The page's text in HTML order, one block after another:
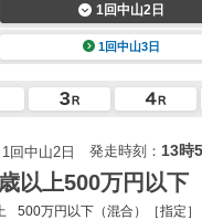
1回中山2日
1回中山3日
回中山2日 発走時刻： 13時
以上500万円以下
500万円以下 （混合）［指定］